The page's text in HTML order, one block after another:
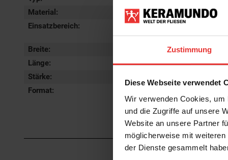
Zustimmung
Diese Webseite verwendet
Wir verwenden Cookies,
und die Zugriffe auf unsere
Website an unsere Partner
möglicherweise mit
der Dienste gesammelt
Material:
Steingut
Einsatzbereich:
Badfliesen,
Breite:
30 cm
Länge:
60 cm
Stärke:
Format: